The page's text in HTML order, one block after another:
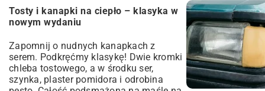
Tosty i kanapki na ciepło – klasyka w
nowym wydaniu
Zapomnij o nudnych kanapkach z
serem. Podkręćmy klasykę! Dwie kromki
chleba tostowego, a w środku ser,
szynka, plaster pomidora i odrobina